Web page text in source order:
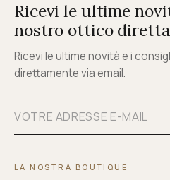
Ricevi le ultime
nostro ottico
Ricevi le ultime novità e i
direttamente via email.
LA NOSTRA BOUTIQUE